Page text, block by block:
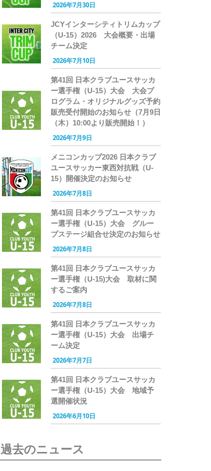
2026年7月30日
JCYインターシティトリムカップ
（U-15）2026 大会概要・出場
チーム決定
2026年7月10日
第41回 日本クラブユースサッカ
ー選手権（U-15）大会 大会プ
ログラム・オリジナルグッズ予約
販売受付開始のお知らせ（7月9日
（木）10:00より販売開始！）
2026年7月9日
メニコンカップ2026 日本クラブ
ユースサッカー東西対抗戦（U-
15）開催決定のお知らせ
2026年7月8日
第41回 日本クラブユースサッカ
ー選手権（U-15）大会 グルー
プステージ組合せ決定のお知らせ
2026年7月8日
第41回 日本クラブユースサッカ
ー選手権（U-15)大会 取材に関
するご案内
2026年7月8日
第41回 日本クラブユースサッカ
ー選手権（U-15）大会 出場チ
ーム決定
2026年7月7日
第41回 日本クラブユースサッカ
ー選手権（U-15）大会 地域予
選開催状況
2026年6月10日
過去のニュース